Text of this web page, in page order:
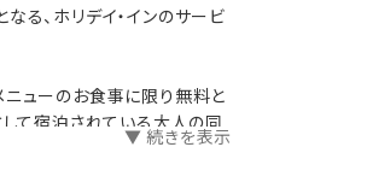
ニューは無料です（対象
る、ホリデイ・インのサービ
ューのお食事に限り無料と
て宿泊されている大人の同
いただく必要があります。
▼ 続きを表示